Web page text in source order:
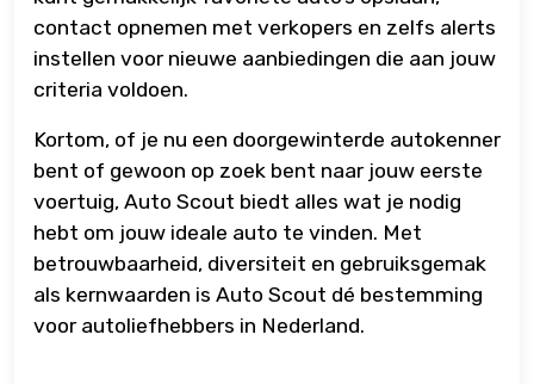
contact opnemen met verkopers en zelfs alerts
instellen voor nieuwe aanbiedingen die aan jouw
criteria voldoen.
Kortom, of je nu een doorgewinterde autokenner
bent of gewoon op zoek bent naar jouw eerste
voertuig, Auto Scout biedt alles wat je nodig
hebt om jouw ideale auto te vinden. Met
betrouwbaarheid, diversiteit en gebruiksgemak
als kernwaarden is Auto Scout dé bestemming
voor autoliefhebbers in Nederland.